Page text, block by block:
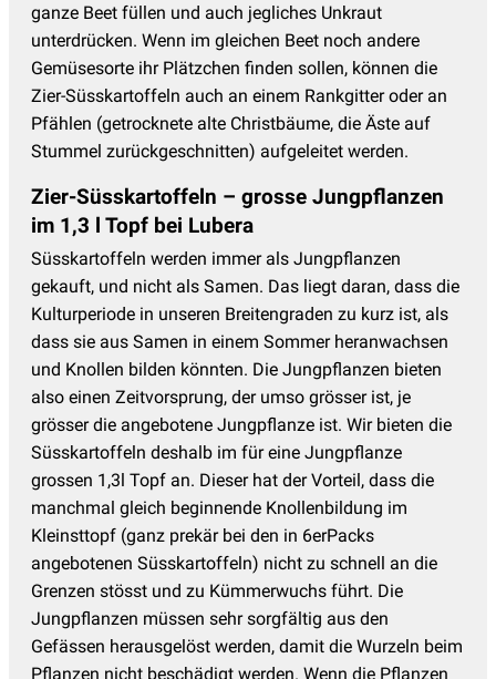
ganze Beet füllen und auch jegliches Unkraut
unterdrücken. Wenn im gleichen Beet noch andere
Gemüsesorte ihr Plätzchen finden sollen, können die
Zier-Süsskartoffeln auch an einem Rankgitter oder an
Pfählen (getrocknete alte Christbäume, die Äste auf
Stummel zurückgeschnitten) aufgeleitet werden.
Zier-Süsskartoffeln – grosse Jungpflanzen
im 1,3 l Topf bei Lubera
Süsskartoffeln werden immer als Jungpflanzen
gekauft, und nicht als Samen. Das liegt daran, dass die
Kulturperiode in unseren Breitengraden zu kurz ist, als
dass sie aus Samen in einem Sommer heranwachsen
und Knollen bilden könnten. Die Jungpflanzen bieten
also einen Zeitvorsprung, der umso grösser ist, je
grösser die angebotene Jungpflanze ist. Wir bieten die
Süsskartoffeln deshalb im für eine Jungpflanze
grossen 1,3l Topf an. Dieser hat der Vorteil, dass die
manchmal gleich beginnende Knollenbildung im
Kleinsttopf (ganz prekär bei den in 6erPacks
angebotenen Süsskartoffeln) nicht zu schnell an die
Grenzen stösst und zu Kümmerwuchs führt. Die
Jungpflanzen müssen sehr sorgfältig aus den
Gefässen herausgelöst werden, damit die Wurzeln beim
Pflanzen nicht beschädigt werden. Wenn die Pflanzen